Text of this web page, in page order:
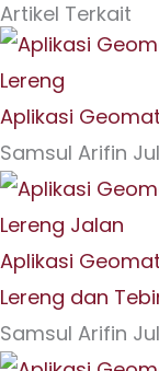
Artikel Terkait
Aplikasi
Samsul Arifin
Aplikasi
Lereng dan
Samsul Arifin